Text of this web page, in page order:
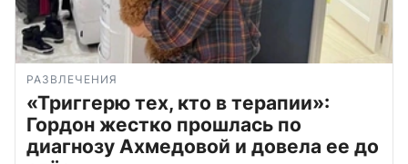
РАЗВЛЕЧЕНИЯ
«Триггерю тех, кто в терапии»:
Гордон жестко прошлась по
диагнозу Ахмедовой и довела ее до